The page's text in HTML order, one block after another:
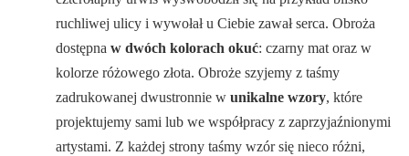
ruchliwej ulicy i wywołał u Ciebie zawał serca. Obroża
dostępnaw dwóch kolorach okuć: czarny mat oraz w
kolorze różowego złota. Obroże szyjemy z taśmy
zadrukowanej dwustronnie wunikalne wzory, które
projektujemy sami lub we współpracy z zaprzyjaźnionymi
artystami. Z każdej strony taśmy wzór się nieco różni,